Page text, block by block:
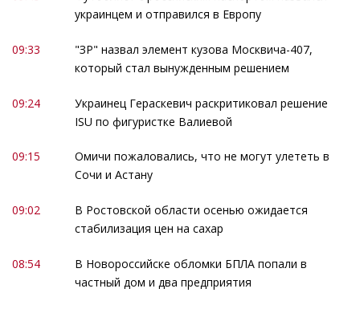
украинцем и отправился в Европу
09:33
"ЗР" назвал элемент кузова Москвича-407,
который стал вынужденным решением
09:24
Украинец Гераскевич раскритиковал решение
ISU по фигуристке Валиевой
09:15
Омичи пожаловались, что не могут улететь в
Сочи и Астану
09:02
В Ростовской области осенью ожидается
стабилизация цен на сахар
08:54
В Новороссийске обломки БПЛА попали в
частный дом и два предприятия